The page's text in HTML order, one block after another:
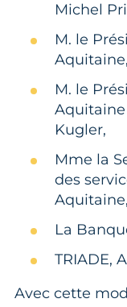
Michel
M. le
M. le
Aquitaine
Kugler,
Mme la
des
La
TRIADE,
Avec cette